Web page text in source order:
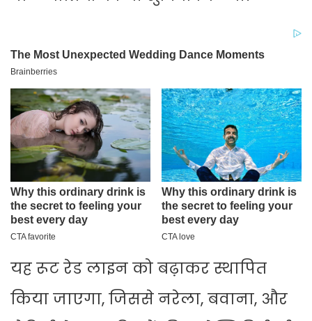
यह रूट रेड लाइन को बढ़ाकर स्थापित
किया जाएगा, जिससे नरेला, बवाना, और